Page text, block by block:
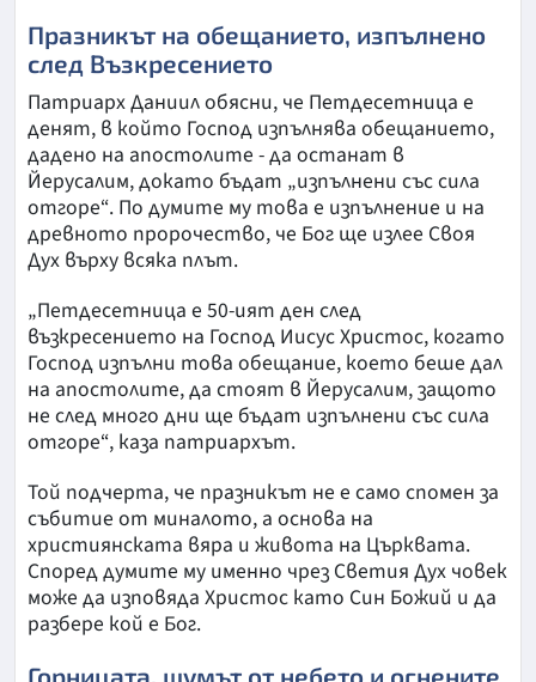
Празникът на обещанието, изпълнено
след Възкресението
Патриарх Даниил обясни, че Петдесетница е
денят, в който Господ изпълнява обещанието,
дадено на апостолите - да останат в
Йерусалим, докато бъдат „изпълнени със сила
отгоре“. По думите му това е изпълнение и на
древното пророчество, че Бог ще излее Своя
Дух върху всяка плът.
„Петдесетница е 50-ият ден след
възкресението на Господ Иисус Христос, когато
Господ изпълни това обещание, което беше дал
на апостолите, да стоят в Йерусалим, защото
не след много дни ще бъдат изпълнени със сила
отгоре“, каза патриархът.
Той подчерта, че празникът не е само спомен за
събитие от миналото, а основа на
християнската вяра и живота на Църквата.
Според думите му именно чрез Светия Дух човек
може да изповяда Христос като Син Божий и да
разбере кой е Бог.
Горницата, шумът от небето и огнените